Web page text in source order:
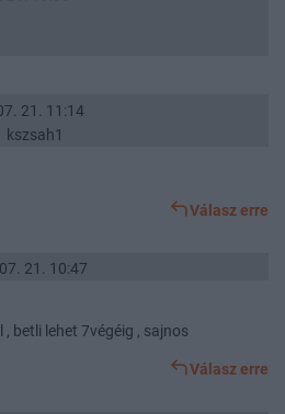
21. 11:14
kszsah1
Válasz erre
21. 10:47
betli lehet 7végéig , sajnos
Válasz erre